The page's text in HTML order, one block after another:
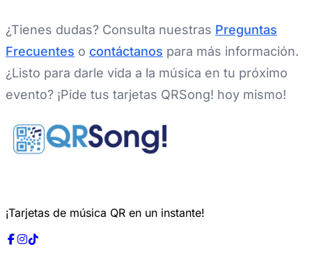
¿Tienes dudas? Consulta nuestras Preguntas
Frecuentes o contáctanos para más información.
¿Listo para darle vida a la música en tu próximo
evento? ¡Pide tus tarjetas QRSong! hoy mismo!
¡Tarjetas de música QR en un instante!